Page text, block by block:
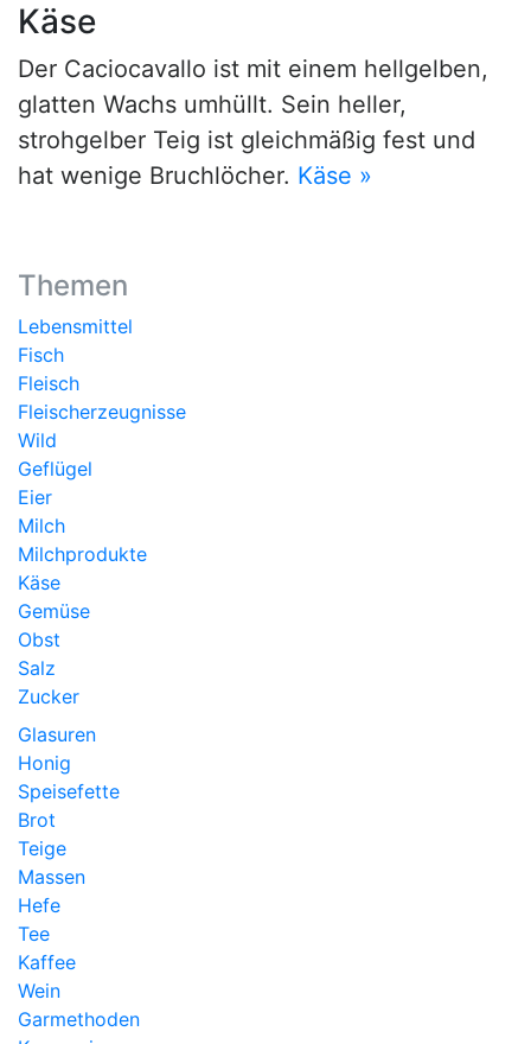
Käse
Der Caciocavallo ist mit einem hellgelben,
glatten Wachs umhüllt. Sein heller,
strohgelber Teig ist gleichmäßig fest und
hat wenige Bruchlöcher. Käse »
Themen
Lebensmittel
Fisch
Fleisch
Fleischerzeugnisse
Wild
Geflügel
Eier
Milch
Milchprodukte
Käse
Gemüse
Obst
Salz
Zucker
Glasuren
Honig
Speisefette
Brot
Teige
Massen
Hefe
Tee
Kaffee
Wein
Garmethoden